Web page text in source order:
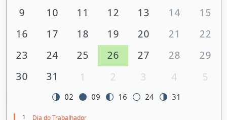
9
10 11 12 13 14
15
16
17 18 19 20 21
22
23
24 25 26 27 28
29
30
31 1 2 3 4 5
02 09 16 24 31
1 Dia do Trabalhador